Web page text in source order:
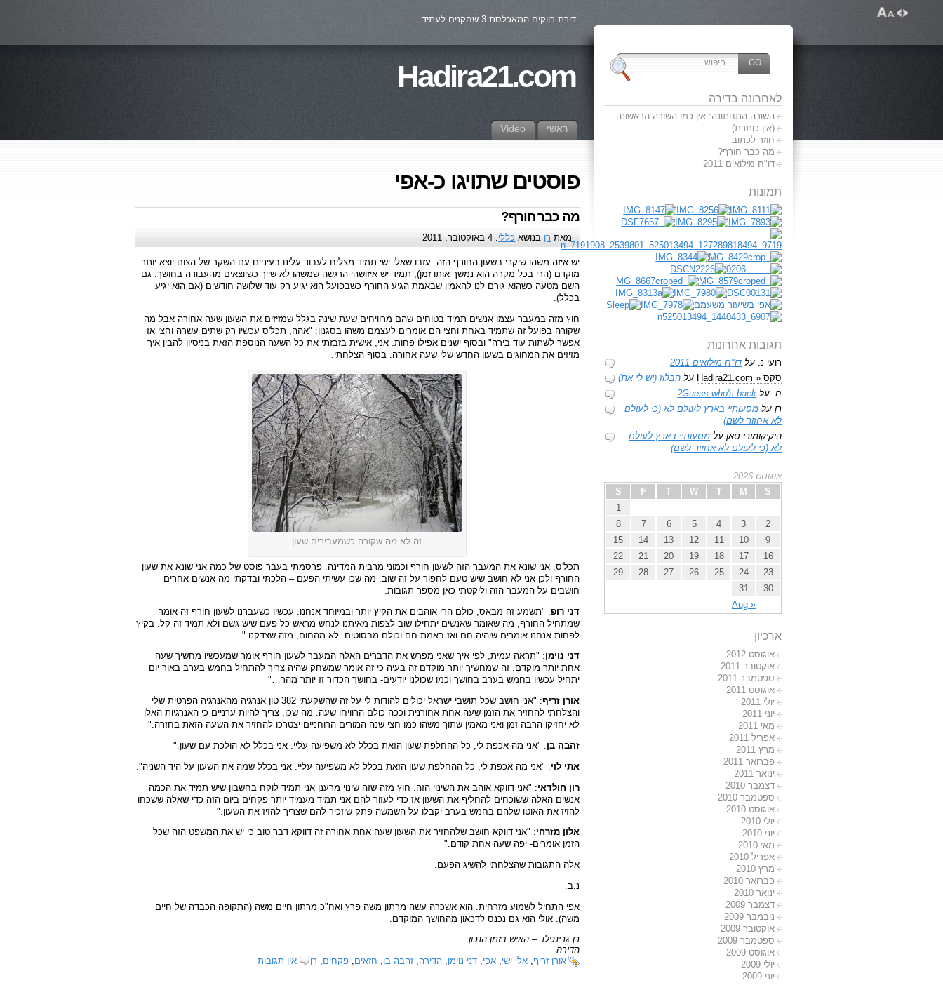
דירת רווקים המאכלסת 3 שחקנים לעתיד
Hadira21.com
ראשי Video
פוסטים שתויגו כ-אפי
מה כבר חורף?
מאת רן בנושא כללי. 4 באוקטובר, 2011
יש איזה משהו שיקרי בשעון החורף הזה. עזבו שאלי ישי תמיד מצליח לעבוד עלינו בעיניים עם השקר של הצום יוצא יותר
מוקדם (הרי בכל מקרה הוא נמשך אותו זמן), תמיד יש איזושהי הרגשה שמשהו לא שייך כשיוצאים מהעבודה בחושך. גם
השם מטעה כשהוא גורם לנו להאמין שבאמת הגיע החורף כשבפועל הוא יגיע רק עוד שלושה חודשים (אם הוא יגיע
בכלל).
חוץ מזה במעבר עצמו אנשים תמיד בטוחים שהם מרוויחים שעת שינה בגלל שמזיזים את השעון שעה אחורה אבל מה
שקורה בפועל זה שתמיד באחת וחצי הם אומרים לעצמם משהו בסגנון: "אהה, תכל'ס עכשיו רק שתים עשרה וחצי אז
אפשר לשתות עוד בירה" ובסוף ישנים אפילו פחות. אני, אישית בזבזתי את כל השעה הנוספת הזאת בניסיון להבין איך
מזיזים את המחוגים בשעון החדש שלי שעה אחורה. בסוף הצלחתי.
זה לא מה שקורה כשמעבירים שעון
תכל'ס, אני שונא את המעבר הזה לשעון חורף וכמוני מרבית המדינה. פרסמתי בעבר פוסט של כמה אני שונא את שעון
החורף ולכן אני לא חושב שיש טעם לחפור על זה שוב. מה שכן עשיתי הפעם – הלכתי ובדקתי מה אנשים אחרים
חושבים על המעבר הזה וליקטתי כאן מספר תגובות:
דני רופ: "תשמע זה מבאס, כולם הרי אוהבים את הקיץ יותר ובמיוחד אנחנו. עכשיו כשעברנו לשעון חורף זה אומר
שמתחיל החורף, מה שאומר שאנשים יתחילו שוב לצפות מאיתנו לנחש מראש כל פעם שיש גשם ולא תמיד זה קל. בקיץ
לפחות אנחנו אומרים שיהיה חם ואז באמת חם וכולם מבסוטים. לא מהחום, מזה שצדקנו."
דני נוימן: "תראה עמית, לפי איך שאני מפרש את הדברים האלה המעבר לשעון חורף אומר שמעכשיו מחשיך שעה
אחת יותר מוקדם. זה שמחשיך יותר מוקדם זה בעיה כי זה אומר שמשחק שהיה צריך להתחיל בחמש בערב באור יום
יתחיל עכשיו בחמש בערב בחושך וכמו שכולנו יודעים- בחושך הכדור זז יותר מהר…"
אורן זריף
: "אני חושב שכל תושבי ישראל יכולים להודות לי על זה שהשקעתי 382 טון אנרגיה מהאנרגיה הפרטית שלי
והצלחתי להחזיר את הזמן שעה אחת אחורנית וככה כולם הרוויחו שעה. מה שכן, צריך להיות ערניים כי האנרגיות האלו
לא יחזיקו הרבה זמן ואני מאמין שתוך משהו כמו חצי שנה המורים הרוחניים יצטרכו להחזיר את השעה הזאת בחזרה."
זהבה בן: "אני מה אכפת לי, כל ההחלפת שעון הזאת בכלל לא משפיעה עליי. אני בכלל לא הולכת עם שעון."
אתי לוי: "אני מה אכפת לי, כל ההחלפת שעון הזאת בכלל לא משפיעה עליי. אני בכלל שמה את השעון על היד השניה".
רון חולדאי: "אני דווקא אוהב את השינוי הזה. חוץ מזה שזה שינוי מרענן אני תמיד לוקח בחשבון שיש תמיד את הכמה
אנשים האלה ששוכחים להחליף את השעון אז כדי לעזור להם אני תמיד מעמיד יותר פקחים ביום הזה כדי שאלה ששכחו
להזיז את האוטו שלהם בחמש בערב יקבלו על השמשה פתק שיזכיר להם שצריך להזיז את השעון."
אלון מזרחי: "אני דווקא חושב שלהחזיר את השעון שעה אחת אחורה זה דווקא דבר טוב כי יש את המשפט הזה שכל
הזמן אומרים- יפה שעה אחת קודם."
אלה התגובות שהצלחתי להשיג הפעם.
נ.ב.
אפי התחיל לשמוע מזרחית. הוא אשכרה עשה מרתון משה פרץ ואח"כ מרתון חיים משה (התקופה הכבדה של חיים
משה). אולי הוא גם נכנס לדכאון מהחושך המוקדם.
רן גרינפלד – האיש בזמן הנכון
הדירה
אורן זריף ,אלי ישי ,אפי ,דני נוימן ,הדירה ,זהבה בן חזאים ,פקחים רן אין תגובות
לאחרונה בדירה
השורה התחתונה: אין כמו השורה הראשונה
(אין כותרת)
חוזר לכתוב
מה כבר חורף?
דו"ח מילואים 2011
תמונות
תגובות אחרונות
רועי נ. עלדו"ח מילואים 2011
סקס « Hadira21.com
על הבלוז (יש לי את)
ח.על Guess who's back?
רןעל מסעותיי בארץ לעולם לא (כי לעולם
לא אחזור לשם)
היקיקומורי סאןעל מסעותיי בארץ לעולם
לא (כי לעולם לא אחזור לשם)
אוגוסט 2026
S
M
T
W
T
F
S
« Aug
1
2
3
4
5
6
7
8
9
10
11
12
13
14
15
16
17
18
19
20
21
22
23
24
25
26
27
28
29
30
31
ארכיון
אוגוסט 2012
אוקטובר 2011
ספטמבר 2011
אוגוסט 2011
יולי 2011
יוני 2011
מאי 2011
אפריל 2011
מרץ 2011
פברואר 2011
ינואר 2011
דצמבר 2010
ספטמבר 2010
אוגוסט 2010
יולי 2010
יוני 2010
מאי 2010
אפריל 2010
מרץ 2010
פברואר 2010
ינואר 2010
דצמבר 2009
נובמבר 2009
אוקטובר 2009
ספטמבר 2009
אוגוסט 2009
יולי 2009
יוני 2009